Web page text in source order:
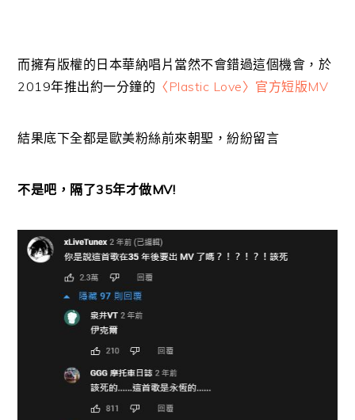
而擁有版權的日本華納唱片當然不會錯過這個機會，於
2019年推出約一分鐘的 〈Plastic Love〉官方短版MV
結果底下全都是歐美粉絲前來朝聖，紛紛留言
不是吧，隔了35年才做MV!